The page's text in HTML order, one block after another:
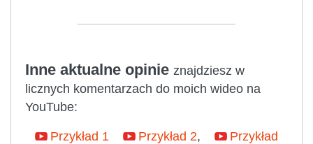
Inne aktualne opinie znajdziesz w
licznych komentarzach do moich wideo na
YouTube:
Przykład 1 Przykład 2,
Przykład